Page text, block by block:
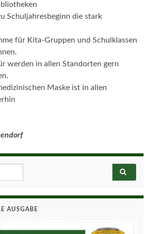
Schuljahresbeginn die stark
für Kita-Gruppen und Schulklassen
werden in allen Standorten gern
Maske ist in allen
AUSGABE